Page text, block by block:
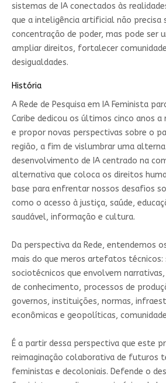
sistemas de IA conectados às
que a inteligência artificial não precisa
concentração de poder, mas pode ser
ampliar direitos, fortalecer
desigualdades.
História
A Rede de Pesquisa em IA Feminista
Caribe dedicou os últimos cinco anos
e propor novas perspectivas sobre o
região, a fim de vislumbrar uma
desenvolvimento de IA centrado na
alternativa que coloca os direitos
base para enfrentar nossos desafios
como o acesso à justiça, saúde,
saudável, informação e cultura.
Da perspectiva da Rede, entendemos
mais do que meros artefatos técnicos:
sociotécnicos que envolvem
de conhecimento, processos de
governos, instituições, normas,
econômicas e geopolíticas,
É a partir dessa perspectiva que este
reimaginação colaborativa de futuros
feministas e decoloniais. Defende o